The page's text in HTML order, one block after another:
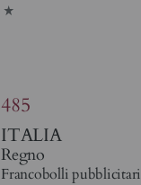
1
485
ITALIA
Regno
Francobolli pubblicitari